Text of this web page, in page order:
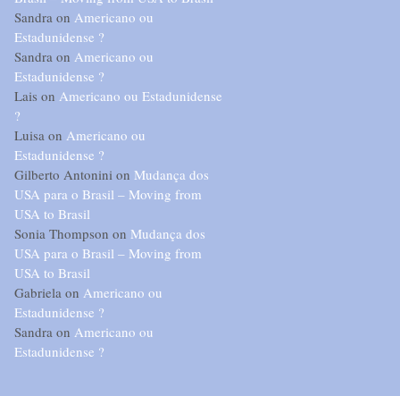
Sandra on Americano ou
Estadunidense ?
Sandra on Americano ou
Estadunidense ?
Lais on Americano ou Estadunidense
?
Luisa on Americano ou
Estadunidense ?
Gilberto Antonini on Mudança dos
USA para o Brasil – Moving from
USA to Brasil
Sonia Thompson on Mudança dos
USA para o Brasil – Moving from
USA to Brasil
Gabriela on Americano ou
Estadunidense ?
Sandra on Americano ou
Estadunidense ?